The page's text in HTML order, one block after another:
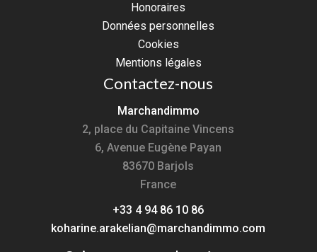
Honoraires
Données personnelles
Cookies
Mentions légales
Contactez-nous
Marchandimmo
2, place du Capitaine Vincens
6, Avenue Eugène Payan
83670 Barjols
France
+33 4 94 86 10 86
koharine.arakelian@marchandimmo.com